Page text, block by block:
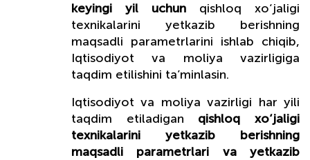
keyingi yil uchun qishloq xo‘jaligi
texnikalarini yetkazib berishning
maqsadli parametrlarini ishlab chiqib,
Iqtisodiyot va moliya vazirligiga
taqdim etilishini ta’minlasin.
Iqtisodiyot va moliya vazirligi har yili
taqdim etiladigan qishloq xo‘jaligi
texnikalarini yetkazib berishning
maqsadli parametrlari va yetkazib